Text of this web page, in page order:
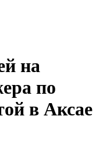
на
по
в Аксае